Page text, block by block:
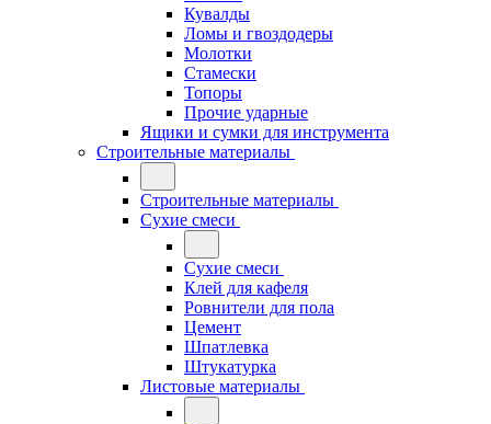
Кувалды
Ломы и гвоздодеры
Молотки
Стамески
Топоры
Прочие ударные
Ящики и сумки для инструмента
Строительные материалы
Строительные материалы
Сухие смеси
Сухие смеси
Клей для кафеля
Ровнители для пола
Цемент
Шпатлевка
Штукатурка
Листовые материалы